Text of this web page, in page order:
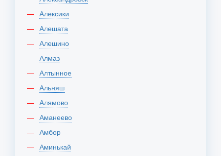
Алексики
Алешата
Алешино
Алмаз
Алтынное
Альняш
Алямово
Аманеево
Амбор
Аминькай